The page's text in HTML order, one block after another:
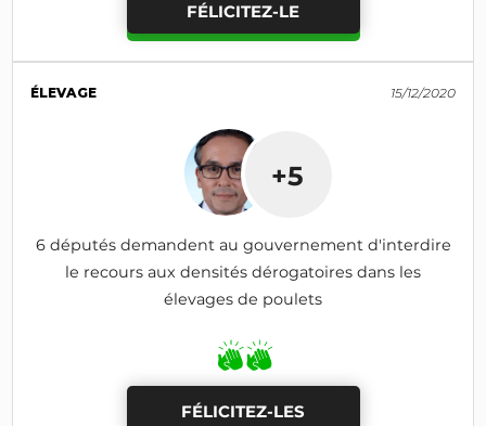
FÉLICITEZ-LE
ÉLEVAGE 15/12/2020
+5
6 députés demandent au gouvernement d'interdire
le recours aux densités dérogatoires dans les
élevages de poulets
FÉLICITEZ-LES